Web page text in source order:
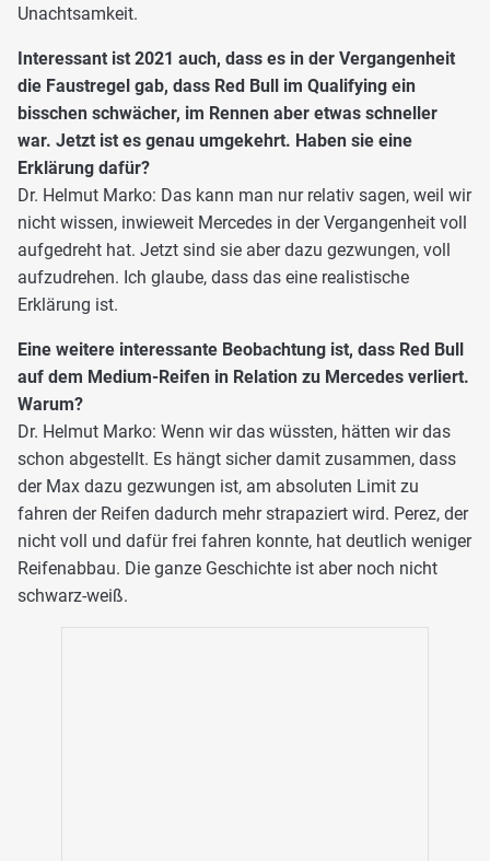
Unachtsamkeit.
Interessant ist 2021 auch, dass es in der Vergangenheit
die Faustregel gab, dass Red Bull im Qualifying ein
bisschen schwächer, im Rennen aber etwas schneller
war. Jetzt ist es genau umgekehrt. Haben sie eine
Erklärung dafür?
Dr. Helmut Marko: Das kann man nur relativ sagen, weil wir
nicht wissen, inwieweit Mercedes in der Vergangenheit voll
aufgedreht hat. Jetzt sind sie aber dazu gezwungen, voll
aufzudrehen. Ich glaube, dass das eine realistische
Erklärung ist.
Eine weitere interessante Beobachtung ist, dass Red Bull
auf dem Medium-Reifen in Relation zu Mercedes verliert.
Warum?
Dr. Helmut Marko: Wenn wir das wüssten, hätten wir das
schon abgestellt. Es hängt sicher damit zusammen, dass
der Max dazu gezwungen ist, am absoluten Limit zu
fahren der Reifen dadurch mehr strapaziert wird. Perez, der
nicht voll und dafür frei fahren konnte, hat deutlich weniger
Reifenabbau. Die ganze Geschichte ist aber noch nicht
schwarz-weiß.